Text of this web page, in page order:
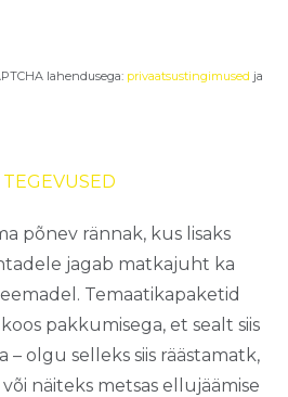
lahendusega: privaatsustingimused ja
põnev rännak, kus lisaks
jagab matkajuht ka
Temaatikapaketid
pakkumisega, et sealt siis
– olgu selleks siis räästamatk,
näiteks metsas ellujäämise